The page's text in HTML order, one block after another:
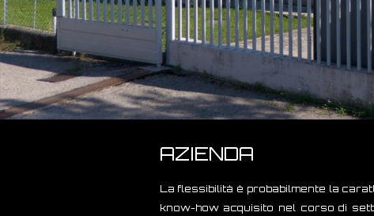
AZIENDA
La flessibilità è probabilmente la
know-how acquisito nel corso di